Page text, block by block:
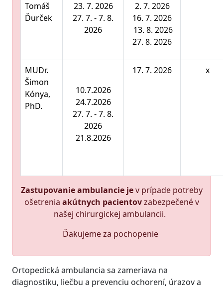
Tomáš
Ďurček
23. 7. 2026
27. 7. - 7. 8.
2026
2. 7. 2026
16. 7. 2026
13. 8. 2026
27. 8. 2026
MUDr.
Šimon
Kónya,
PhD.
10.7.2026
24.7.2026
27. 7. - 7. 8.
2026
21.8.2026
17. 7. 2026 x
Zastupovanie ambulancie jev prípade potreby
ošetrenia akútnych pacientovzabezpečené v
našej chirurgickej ambulancii.
Ďakujeme za pochopenie
Ortopedická ambulancia sa zameriava na
diagnostiku, liečbu a prevenciu ochorení, úrazov a